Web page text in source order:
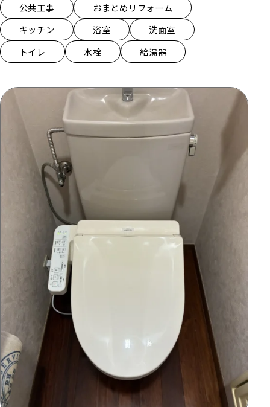
公共工事
おまとめリフォーム
キッチン
浴室
洗面室
トイレ
水栓 給湯器